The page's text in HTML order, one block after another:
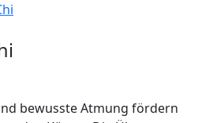
bewusste Atmung fördern